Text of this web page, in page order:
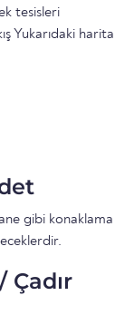
tesisleri
Yukarıdaki harita
gibi konaklama
Çadır